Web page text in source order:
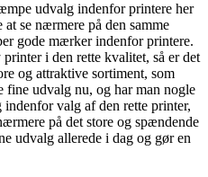
udvalg indenfor printere her
se nærmere på den samme
gode mærker indenfor printere.
i den rette kvalitet, så er det
og attraktive sortiment, som
fine udvalg nu, og har man nogle
valg af den rette printer,
på det store og spændende
udvalg allerede i dag og gør en